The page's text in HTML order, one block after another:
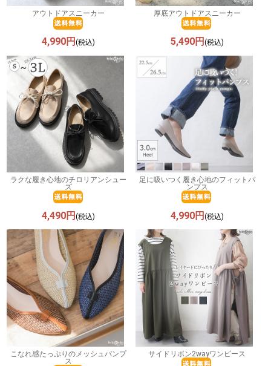
アウトドアスニーカー
4,990円(税込)
厚底アウトドアスニーカー
5,490円 (税込)
ラクな履き心地のチロリアンシュー
ズ
4,490円(税込)
足に吸いつく履き心地のフィットパ
ンプス
4,990円 (税込)
こなれ感たっぷりのメッシュパンプ
ス
サイドリボン2wayワンピース